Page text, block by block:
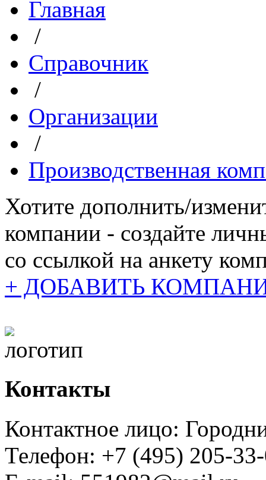
Главная
/
Справочник
/
Организации
/
Производственная
Хотите дополнить/
компании - создайте
cо ссылкой на анкету
+ ДОБАВИТЬ
Контакты
Контактное лицо:
Телефон: +7 (495) 205-